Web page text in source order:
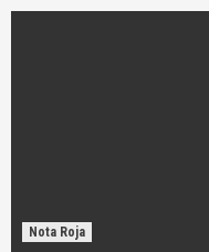
Nota Roja